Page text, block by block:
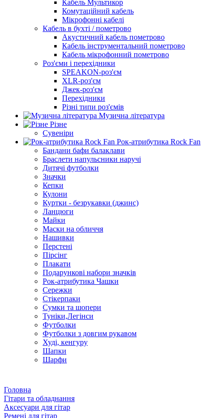
Кабель Мультикор
Комутаційний кабель
Мікрофонні кабелі
Кабель в бухті / пометрово
Акустичний кабель пометрово
Кабель інструментальний пометрово
Кабель мікрофонний пометрово
Роз'єми і перехідники
SPEAKON-роз'єм
XLR-роз'єм
Джек-роз'єм
Перехідники
Різні типи роз'ємів
Музична література
Різне
Сувеніри
Рок-атрибутика Rock Fan
Бандани бафи балаклави
Браслети напульсники наручі
Дитячі футболки
Значки
Кепки
Кулони
Куртки - безрукавки (джинс)
Ланцюги
Майки
Маски на обличчя
Нашивки
Перстені
Пірсінг
Плакати
Подарункові набори значків
Рок-атрибутика Чашки
Сережки
Стікерпаки
Сумки та шопери
Туніки,Легінси
Футболки
Футболки з довгим рукавом
Худі, кенгуру
Шапки
Шарфи
Головна
Гітари та обладнання
Аксесуари для гітар
Ремені для гітар